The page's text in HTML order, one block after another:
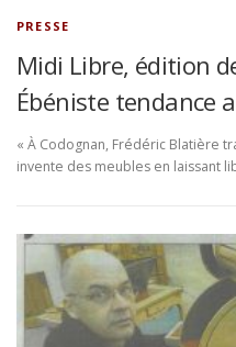
PRESSE
Midi Libre, édition
Ébéniste tendance
« À Codognan, Frédéric Blatière
invente des meubles en laissant